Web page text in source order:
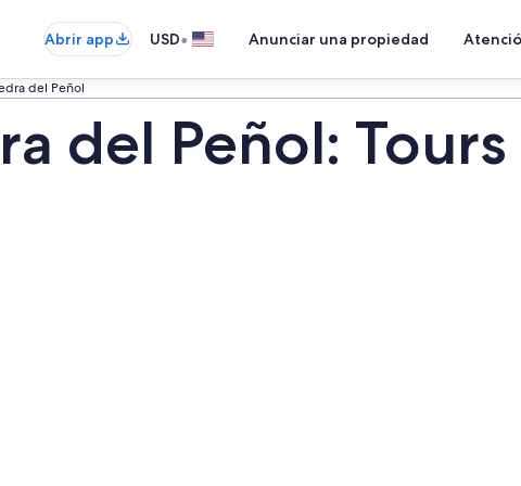
Abrir app USD• Anunciar una propiedad
del Peñol
del Peñol: Tours